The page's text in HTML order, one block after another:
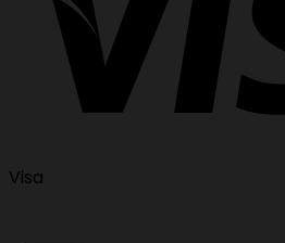
Visa